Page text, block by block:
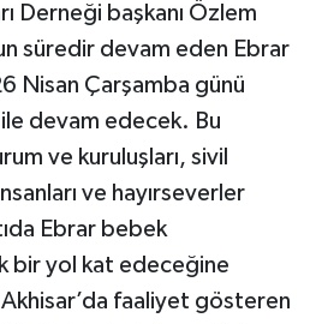
Derneği başkanı Özlem
süredir devam eden Ebrar
Nisan Çarşamba günü
devam edecek. Bu
ve kuruluşları, sivil
ve hayırseverler
Ebrar bebek
bir yol kat edeceğine
faaliyet gösteren